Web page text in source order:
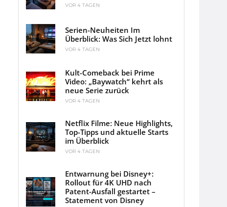
VOR 4 TAGEN
Serien-Neuheiten Im
Überblick: Was Sich Jetzt lohnt
VOR 4 TAGEN
Kult-Comeback bei Prime
Video: „Baywatch“ kehrt als
neue Serie zurück
VOR 4 TAGEN
Netflix Filme: Neue Highlights,
Top-Tipps und aktuelle Starts
im Überblick
VOR 4 TAGEN
Entwarnung bei Disney+:
Rollout für 4K UHD nach
Patent-Ausfall gestartet –
Statement von Disney